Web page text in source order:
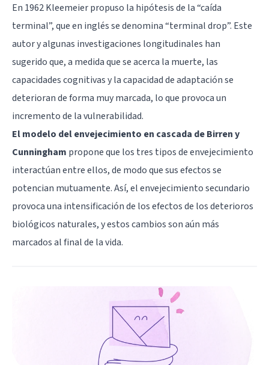
En 1962 Kleemeier propuso la hipótesis de la “caída
terminal”, que en inglés se denomina “terminal drop”. Este
autor y algunas investigaciones longitudinales han
sugerido que, a medida que se acerca la muerte, las
capacidades cognitivas y la capacidad de adaptación se
deterioran de forma muy marcada, lo que provoca un
incremento de la vulnerabilidad.
El modelo del envejecimiento en cascada de Birren y
Cunningham propone que los tres tipos de envejecimiento
interactúan entre ellos, de modo que sus efectos se
potencian mutuamente. Así, el envejecimiento secundario
provoca una intensificación de los efectos de los deterioros
biológicos naturales, y estos cambios son aún más
marcadosal final de la vida.